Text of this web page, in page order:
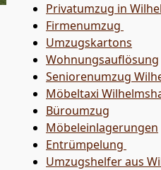
Privatumzug in
Firmenumzug
Umzugskartons
Wohnungsauflösung
Seniorenumzug
Möbeltaxi
Büroumzug
Möbeleinlagerungen
Entrümpelung
Umzugshelfer aus